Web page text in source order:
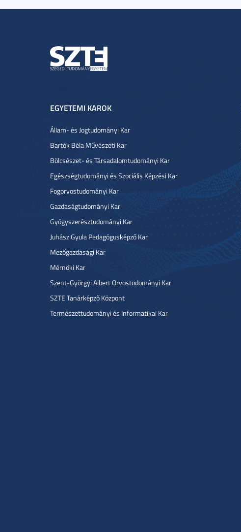
EGYETEMI KAROK
Állam- és Jogtudományi Kar
Bartók Béla Művészeti Kar
Bölcsészet- és Társadalomtudományi Kar
Egészségtudományi és Szociális Képzési Kar
Fogorvostudományi Kar
Gazdaságtudományi Kar
Gyógyszerésztudományi Kar
Juhász Gyula Pedagógusképző Kar
Mezőgazdasági Kar
Mérnöki Kar
Szent-Györgyi Albert Orvostudományi Kar
SZTE Tanárképző Központ
Természettudományi és Informatikai Kar